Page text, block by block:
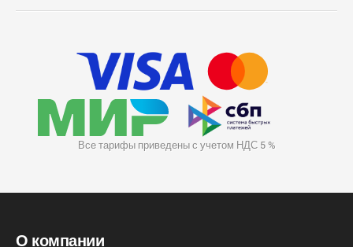
Все тарифы приведены с учетом НДС 5 %
О компании